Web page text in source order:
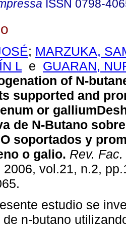
ISSN 0798-
; MARZUKA,
L e GUARAN,
of N-
supported and
or gallium
de N-Butano
soportados y
o galio. Rev.
2006, vol.21, n.2,
estudio se
de n-butano